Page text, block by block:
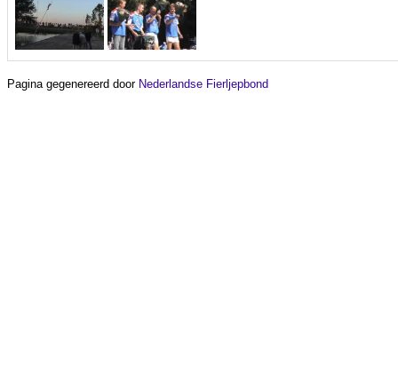
Pagina gegenereerd door Nederlandse Fierljepbond